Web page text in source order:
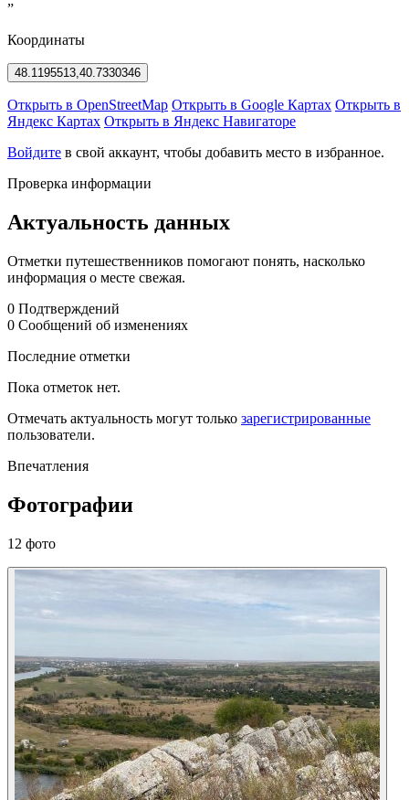
”
Координаты
48.1195513,40.7330346
Открыть в OpenStreetMap Открыть в Google Картах Открыть в
Яндекс Картах Открыть в Яндекс Навигаторе
Войдите в свой аккаунт, чтобы добавить место в избранное.
Проверка информации
Актуальность данных
Отметки путешественников помогают понять, насколько
информация о месте свежая.
0 Подтверждений
0 Сообщений об изменениях
Последние отметки
Пока отметок нет.
Отмечать актуальность могут только зарегистрированные
пользователи.
Впечатления
Фотографии
12 фото